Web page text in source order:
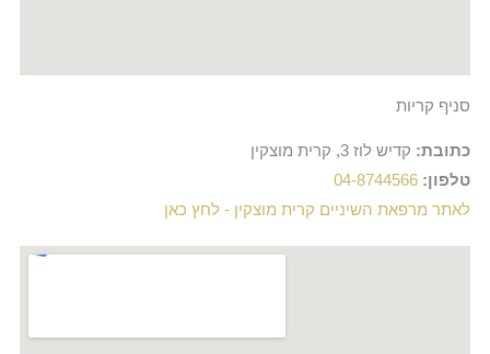
סניף קריות
כתובת: קדיש לוז 3, קרית מוצקין
טלפון: 04-8744566
לאתר מרפאת השיניים קרית מוצקין - לחץ כאן